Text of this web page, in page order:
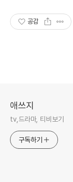
공감
애쓰지
tv,드라마, 티비보기
구독하기